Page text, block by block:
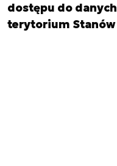
dostępu do
terytorium Stanów